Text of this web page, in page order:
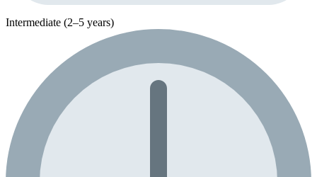
Intermediate (2–5 years)